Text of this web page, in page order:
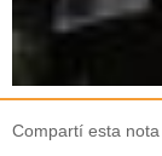
Compartí esta nota